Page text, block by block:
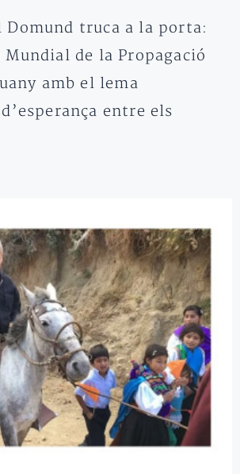
Domund truca a la porta:
Mundial de la Propagació
amb el lema
entre els